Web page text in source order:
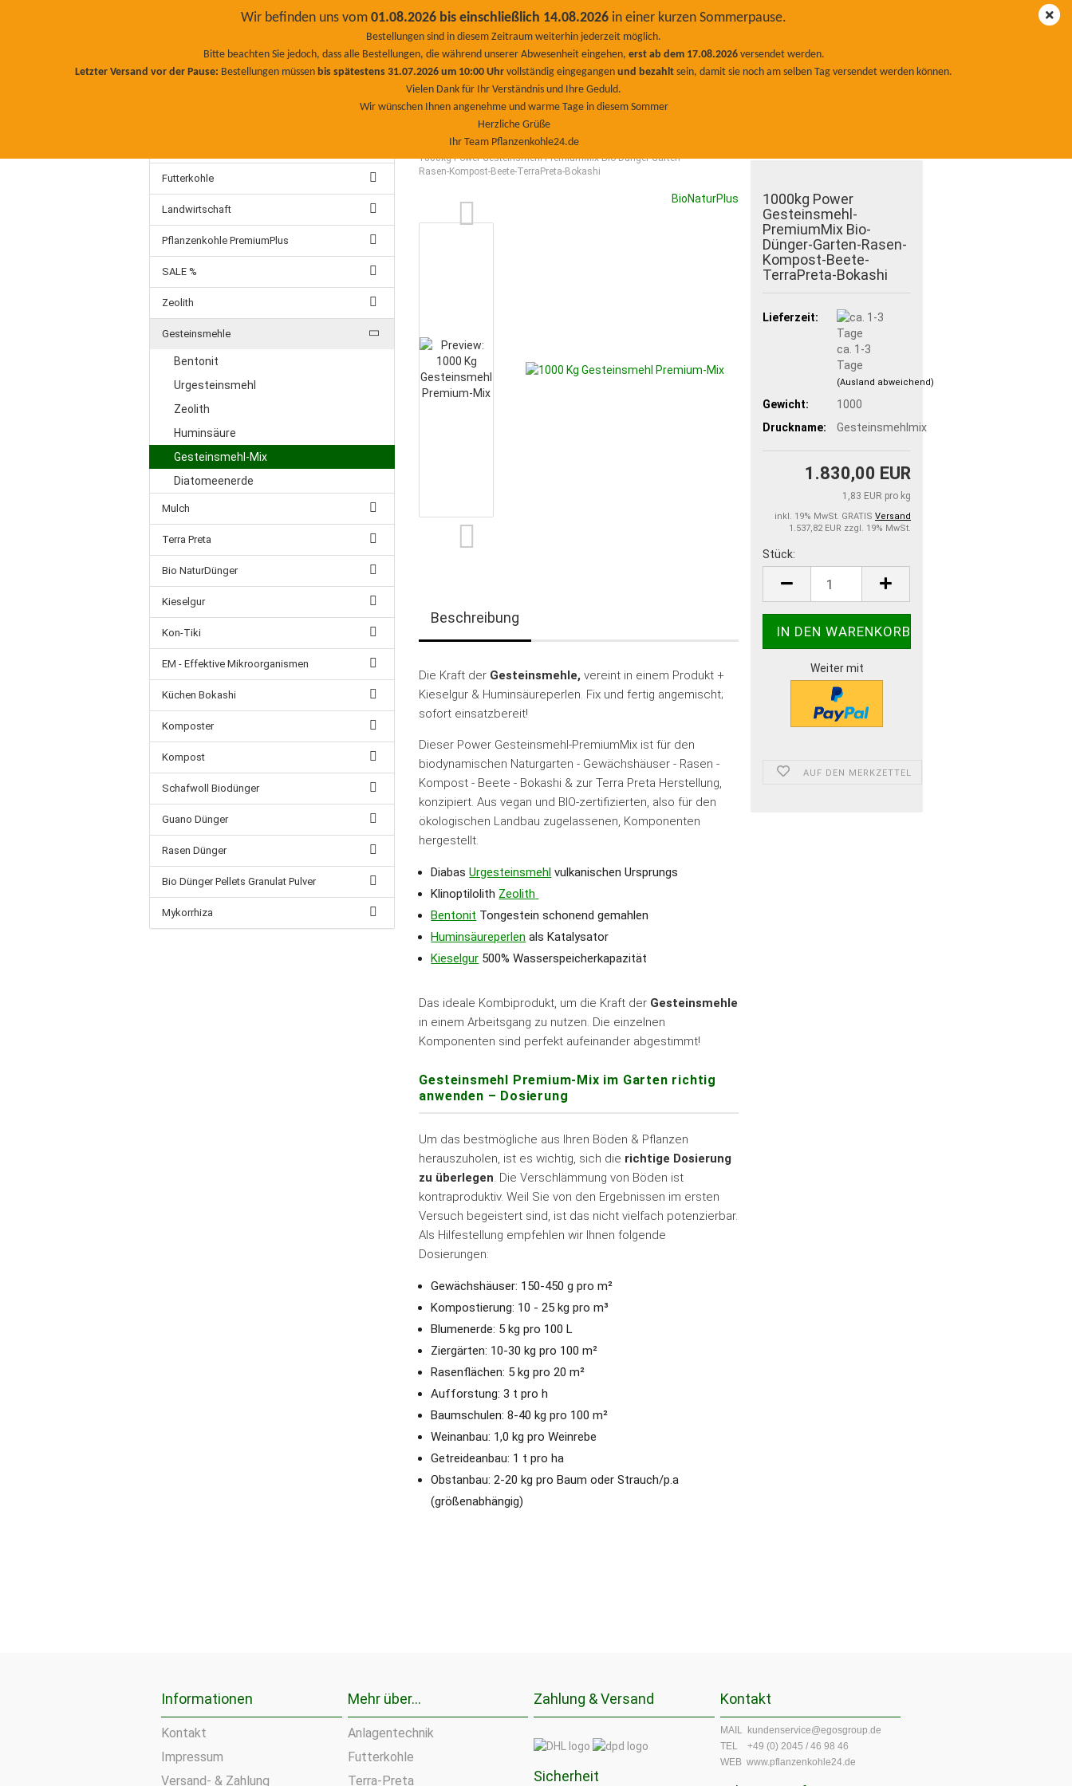
Deutschland Kundenlogin
Alle
Suche...
kundenservice@egosgroup.de
TEL: +49 (0) 2045 / 46 98 46
Whatsapp +49 1525
Ihr Warenkorb
Wir befinden uns vom 01.08.2026 bis einschließlich 14.08.2026 in einer kurzen Sommerpause.
Bestellungen sind in diesem Zeitraum weiterhin jederzeit möglich.
Bitte beachten Sie jedoch, dass alle Bestellungen, die während unserer Abwesenheit eingehen, erst ab dem 17.08.2026versendet werden.
Letzter Versand vor der Pause: Bestellungen müssen bis spätestens 31.07.2026 um 10:00 Uhr vollständig eingegangen und bezahlt sein, damit sie noch am selben Tag versendet werden können.
Vielen Dank für Ihr Verständnis und Ihre Geduld.
Wir wünschen Ihnen angenehme und warme Tage in diesem Sommer
Herzliche Grüße
Ihr Team Pflanzenkohle24.de
LANDWIRTSCHAFT PFLANZENKOHLE PREMIUMPLUS SALE %
KON-TIKI EM - EFFEKTIVE MIKROORGANISMEN
GUANO DÜNGER RASEN DÜNGER BIO DÜNGER PELLETS GRANULAT PULVER
Startseite » Gesteinsmehle » Gesteinsmehl-Mix
1000kg Power Gesteinsmehl-PremiumMix Bio-Dünger-Garten-
Rasen-Kompost-Beete-TerraPreta-Bokashi
BioNaturPlus
1000kg Power
Gesteinsmehl-
PremiumMix Bio-
Dünger-Garten-Rasen-
Kompost-Beete-
TerraPreta-Bokashi
Lieferzeit:
ca. 1-3
Tage
(Ausland abweichend)
Gewicht:
1000
Druckname:
Gesteinsmehlmix
1.830,00 EUR
1,83 EUR pro kg
inkl. 19% MwSt. GRATIS Versand
1.537,82 EUR zzgl. 19% MwSt.
Stück:
Stück
Weiter mit
AUF DEN MERKZETTEL
Beschreibung
Die Kraft der Gesteinsmehle, vereint in einem Produkt +
Kieselgur & Huminsäureperlen. Fix und fertig angemischt;
sofort einsatzbereit!
Dieser Power Gesteinsmehl-PremiumMix ist für den
biodynamischen Naturgarten - Gewächshäuser - Rasen -
Kompost - Beete - Bokashi & zur Terra Preta Herstellung,
konzipiert. Aus vegan und BIO-zertifizierten, also für den
ökologischen Landbau zugelassenen, Komponenten
hergestellt.
DiabasUrgesteinsmehl vulkanischen Ursprungs
Klinoptilolith Zeolith
Bentonit Tongestein schonend gemahlen
Huminsäureperlen als Katalysator
Kieselgur 500% Wasserspeicherkapazität
Das ideale Kombiprodukt, um die Kraft der Gesteinsmehle
in einem Arbeitsgang zu nutzen. Die einzelnen
Komponenten sind perfekt aufeinander abgestimmt!
Gesteinsmehl Premium-Mix im Garten richtig
anwenden – Dosierung
Um das bestmögliche aus Ihren Böden & Pflanzen
herauszuholen, ist es wichtig, sich die richtige Dosierung
zu überlegen. Die Verschlämmung von Böden ist
kontraproduktiv. Weil Sie von den Ergebnissen im ersten
Versuch begeistert sind, ist das nicht vielfach potenzierbar.
Als Hilfestellung empfehlen wir Ihnen folgende
Dosierungen:
Gewächshäuser: 150-450 g pro m²
Kompostierung: 10 - 25 kg pro m³
Blumenerde: 5 kg pro 100 L
Ziergärten: 10-30 kg pro 100 m²
Rasenflächen: 5 kg pro 20 m²
Aufforstung: 3 t pro h
Baumschulen: 8-40 kg pro 100 m²
Weinanbau: 1,0 kg pro Weinrebe
Getreideanbau: 1 t pro ha
Obstanbau: 2-20 kg pro Baum oder Strauch/p.a
(größenabhängig)
Futterkohle
Landwirtschaft
Pflanzenkohle PremiumPlus
SALE %
Zeolith
Gesteinsmehle
Bentonit
Urgesteinsmehl
Zeolith
Huminsäure
Gesteinsmehl-Mix
Diatomeenerde
Mulch
Terra Preta
Bio NaturDünger
Kieselgur
Kon-Tiki
EM - Effektive Mikroorganismen
Küchen Bokashi
Komposter
Kompost
Schafwoll Biodünger
Guano Dünger
Rasen Dünger
Bio Dünger Pellets Granulat Pulver
Mykorrhiza
Informationen
Kontakt
Impressum
Versand- & Zahlung
Mehr über...
Anlagentechnik
Futterkohle
Terra-Preta
Zahlung & Versand
Sicherheit
Kontakt
MAIL kundenservice@egosgroup.de
TEL +49 (0) 2045 / 46 98 46
WEB www.pflanzenkohle24.de